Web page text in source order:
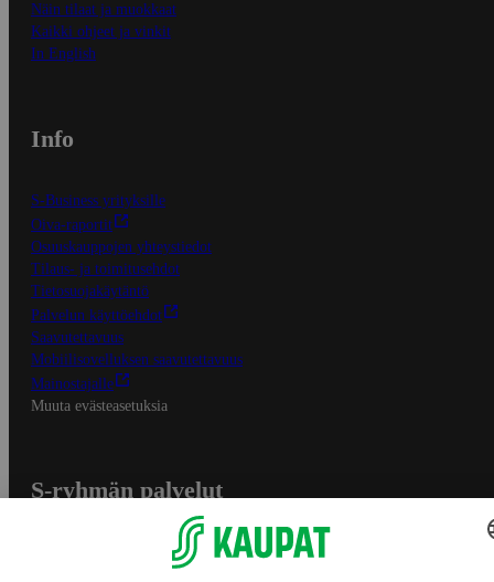
Näin tilaat ja muokkaat
Kaikki ohjeet ja vinkit
In English
Info
S-Business yrityksille
Oiva-raportit
Osuuskauppojen yhteystiedot
Tilaus- ja toimitusehdot
Tietosuojakäytäntö
Palvelun käyttöehdot
Saavutettavuus
Mobiilisovelluksen saavutettavuus
Mainostajalle
Muuta evästeasetuksia
S-ryhmän palvelut